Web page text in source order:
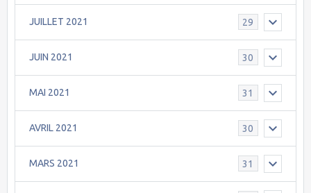
JUILLET 2021 29
JUIN 2021 30
MAI 2021 31
AVRIL 2021 30
MARS 2021 31